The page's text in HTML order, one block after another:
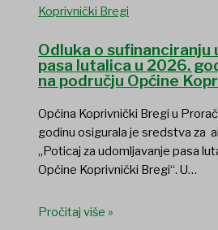
Odluka o sufinanciranju
pasa lutalica u 2026.
na području Općine
Općina Koprivnički Bregi u
godinu osigurala je sredstva za
„Poticaj za udomljavanje pasa
Općine Koprivnički Bregi“. U…
Pročitaj više »